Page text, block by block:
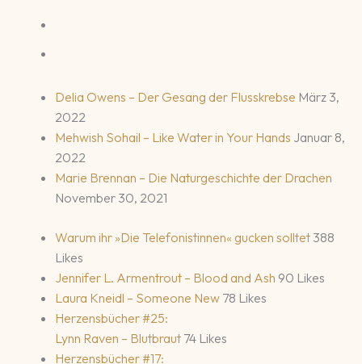
Delia Owens – Der Gesang der Flusskrebse März 3,
2022
Mehwish Sohail – Like Water in Your Hands Januar 8,
2022
Marie Brennan – Die Naturgeschichte der Drachen
November 30, 2021
Warum ihr »Die Telefonistinnen« gucken solltet 388
Likes
Jennifer L. Armentrout – Blood and Ash 90 Likes
Laura Kneidl – Someone New 78 Likes
Herzensbücher #25:
Lynn Raven – Blutbraut 74 Likes
Herzensbücher #17: